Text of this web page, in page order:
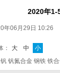
2020年1-
年06月29日 10:26
： 大 中
小
钒氮合金 钢铁 铁